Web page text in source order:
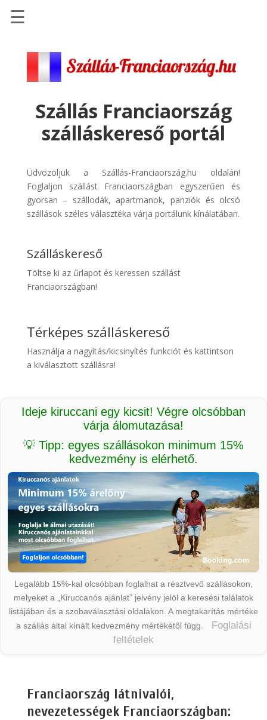
Szállások
Repülőjegy
pénzvisszatérítéssel
Discover
Cars
Kiwi
☰
Szállás Franciaország
szálláskereső portál
Üdvözöljük a Szállás-Franciaország.hu oldalán!
Foglaljon szállást Franciaországban egyszerűen és
gyorsan – szállodák, apartmanok, panziók és olcsó
szállások széles választéka várja portálunk kínálatában.
Szálláskereső
Töltse ki az űrlapot és keressen szállást
Franciaországban!
Térképes szálláskereső
Használja a nagyítás/kicsinyítés funkciót és kattintson
a kiválasztott szállásra!
Ideje kiruccani egy kicsit! Végre olcsóbban
várja álomutazása!
💡 Tipp: egyes szállásokon minimum 15%
kedvezmény is elérhető.
Legalább 15%-kal olcsóbban foglalhat a résztvevő szállásokon,
melyeket a „Kiruccanós ajánlat” jelvény jelöl a keresési találatok
listájában és a szobaválasztási oldalakon. A megtakarítás mértéke
a szállás által kínált kedvezmény mértékétől függ.
Foglalási
feltételek
Franciaország látnivalói,
nevezetességek Franciaországban: